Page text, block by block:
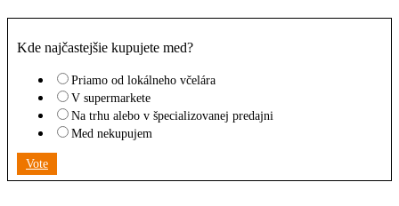
Kde najčastejšie kupujete med?
Priamo od lokálneho včelára
V supermarkete
Na trhu alebo v špecializovanej predajni
Med nekupujem
Vote